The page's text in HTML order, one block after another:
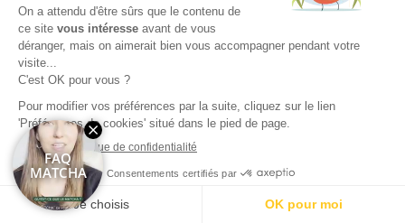
LE MATCHA LATTE
La préparation est simple ! Mélangez une cuillère à café de